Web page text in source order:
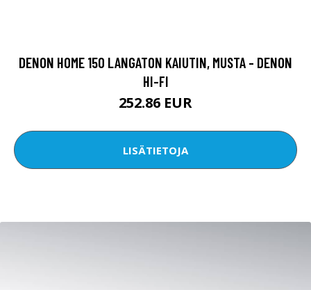
DENON HOME 150 LANGATON KAIUTIN, MUSTA - DENON
HI-FI
252.86 EUR
LISÄTIETOJA